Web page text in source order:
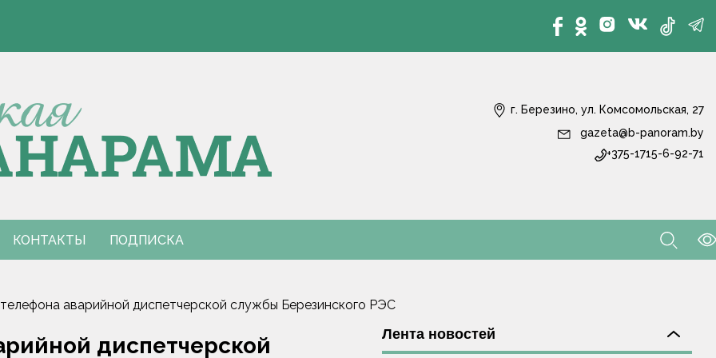
по пятиборью
с КАМАЗом
по пятиборью
с КАМАЗом
г. Березино, ул. Комсомольская, 27
gazeta@b-panoram.by
+375-1715-6-92-71
КОНТАКТЫ ПОДПИСКА
аварийной диспетчерской службы Березинского РЭС
диспетчерской
Лента новостей